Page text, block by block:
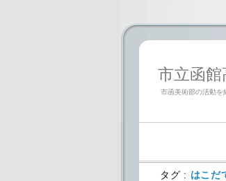
市立函館
市函美術部の活動を
タグ : はこだ